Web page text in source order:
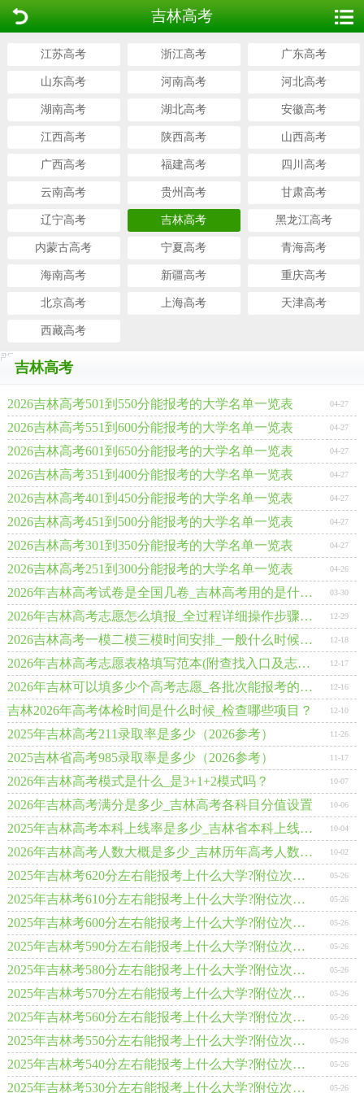
吉林高考
江苏高考 浙江高考 广东高考
山东高考 河南高考 河北高考
湖南高考 湖北高考 安徽高考
江西高考 陕西高考 山西高考
广西高考 福建高考 四川高考
云南高考 贵州高考 甘肃高考
辽宁高考 吉林高考 黑龙江高考
内蒙古高考 宁夏高考 青海高考
海南高考 新疆高考 重庆高考
北京高考 上海高考 天津高考
西藏高考
吉林高考
04-27
2026吉林高考501到550分能报考的大学名单一览表
04-27
2026吉林高考551到600分能报考的大学名单一览表
04-27
2026吉林高考601到650分能报考的大学名单一览表
04-27
2026吉林高考351到400分能报考的大学名单一览表
04-27
2026吉林高考401到450分能报考的大学名单一览表
04-27
2026吉林高考451到500分能报考的大学名单一览表
04-27
2026吉林高考301到350分能报考的大学名单一览表
04-26
2026吉林高考251到300分能报考的大学名单一览表
03-30
2026年吉林高考试卷是全国几卷_吉林高考用的是什么卷?
12-29
2026年吉林高考志愿怎么填报_全过程详细操作步骤及流程
12-18
2026吉林高考一模二模三模时间安排_一般什么时候考?
12-17
2026年吉林高考志愿表格填写范本(附查找入口及志愿数量)
12-16
2026年吉林可以填多少个高考志愿_各批次能报考的学校和专业数量
12-10
吉林2026年高考体检时间是什么时候_检查哪些项目？
11-26
2025年吉林高考211录取率是多少（2026参考）
11-17
2025吉林省高考985录取率是多少（2026参考）
10-07
2026年吉林高考模式是什么_是3+1+2模式吗？
10-06
2026年吉林高考满分是多少_吉林高考各科目分值设置
10-04
2025年吉林高考本科上线率是多少_吉林省本科上线人数为91023人
10-02
2026年吉林高考人数大概是多少_吉林历年高考人数统计表
05-26
2025年吉林考620分左右能报考上什么大学?附位次排名对照表
05-26
2025年吉林考610分左右能报考上什么大学?附位次排名对照表
05-26
2025年吉林考600分左右能报考上什么大学?附位次排名对照表
05-26
2025年吉林考590分左右能报考上什么大学?附位次排名对照表
05-26
2025年吉林考580分左右能报考上什么大学?附位次排名对照表
05-26
2025年吉林考570分左右能报考上什么大学?附位次排名对照表
05-26
2025年吉林考560分左右能报考上什么大学?附位次排名对照表
05-26
2025年吉林考550分左右能报考上什么大学?附位次排名对照表
05-26
2025年吉林考540分左右能报考上什么大学?附位次排名对照表
05-26
2025年吉林考530分左右能报考上什么大学?附位次排名对照表